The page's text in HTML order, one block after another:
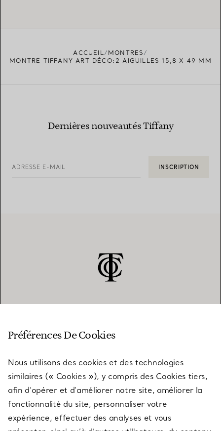
ACCUEIL
MONTRES
MONTRE TIFFANY ART DÉCO:2 AIGUILLES 15,8 X 49 MM
Dernières nouveautés Tiffany
ADRESSE E-MAIL INSCRIPTION
SERVICES
À PROPOS
Préférences De Cookies
Nous utilisons des cookies et des technologies
similaires (« Cookies »), y compris des Cookies tiers,
afin d’opérer et d’améliorer notre site, améliorer la
fonctionnalité du site, personnaliser votre
expérience, effectuer des analyses et vous